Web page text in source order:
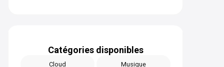
Catégories disponibles
Cloud Musique